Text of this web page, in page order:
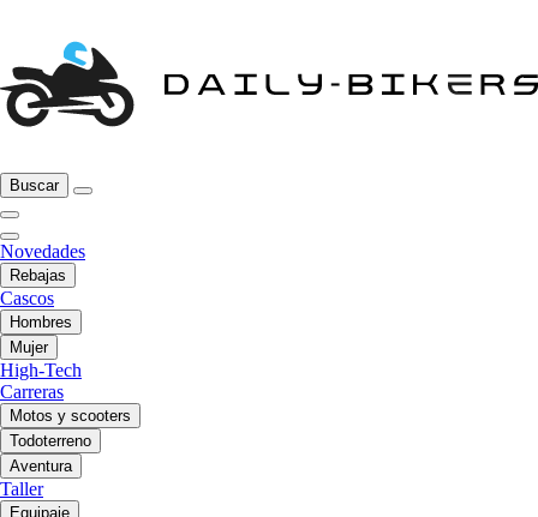
Buscar
Novedades
Rebajas
Cascos
Hombres
Mujer
High-Tech
Carreras
Motos y scooters
Todoterreno
Aventura
Taller
Equipaje